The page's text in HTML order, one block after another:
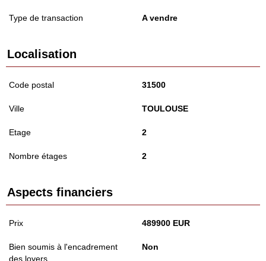
Type de transaction A vendre
Localisation
Code postal 31500
Ville TOULOUSE
Etage 2
Nombre étages 2
Aspects financiers
Prix 489900 EUR
Bien soumis à l'encadrement
des loyers
Non